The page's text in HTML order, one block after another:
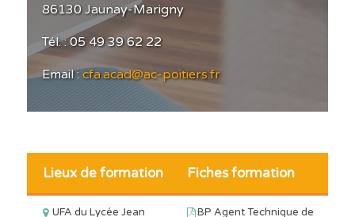
86130 Jaunay-Marigny
Tél. : 05 49 39 62 22
Email :cfa.acad@ac-poitiers.fr
Lieux de formation Fiches formation
UFA du Lycée Jean
BP Agent Technique de